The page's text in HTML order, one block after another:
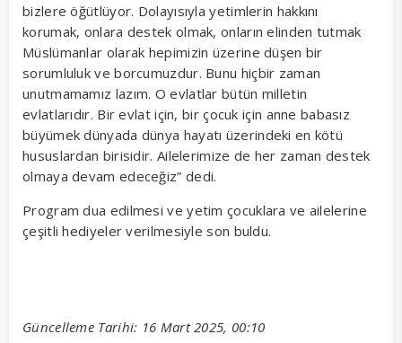
bizlere öğütlüyor. Dolayısıyla yetimlerin hakkını
korumak, onlara destek olmak, onların elinden tutmak
Müslümanlar olarak hepimizin üzerine düşen bir
sorumluluk ve borcumuzdur. Bunu hiçbir zaman
unutmamamız lazım. O evlatlar bütün milletin
evlatlarıdır. Bir evlat için, bir çocuk için anne babasız
büyümek dünyada dünya hayatı üzerindeki en kötü
hususlardan birisidir. Ailelerimize de her zaman destek
olmaya devam edeceğiz” dedi.
Program dua edilmesi ve yetim çocuklara ve ailelerine
çeşitli hediyeler verilmesiyle son buldu.
Güncelleme Tarihi: 16 Mart 2025, 00:10